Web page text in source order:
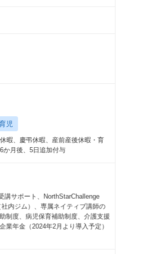
児
暇、慶弔休暇、産前産後休暇・育
か月後、5日追加付与
講サポート、NorthStarChallenge
内ジム）、専属ネイティブ講師の
制度、病児保育補助制度、介護支援
年金（2024年2月より導入予定）